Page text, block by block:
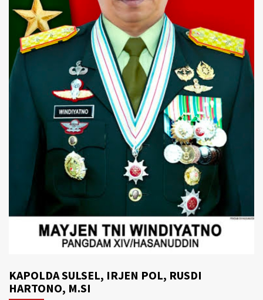
KAPOLDA SULSEL, IRJEN POL, RUSDI
HARTONO, M.SI